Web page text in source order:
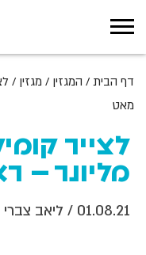
אודות
מה קורה
דף הבית / המגזין / מגזין /
מאט
לצייר
מליונר –
01.08.21 / ליאב צברי